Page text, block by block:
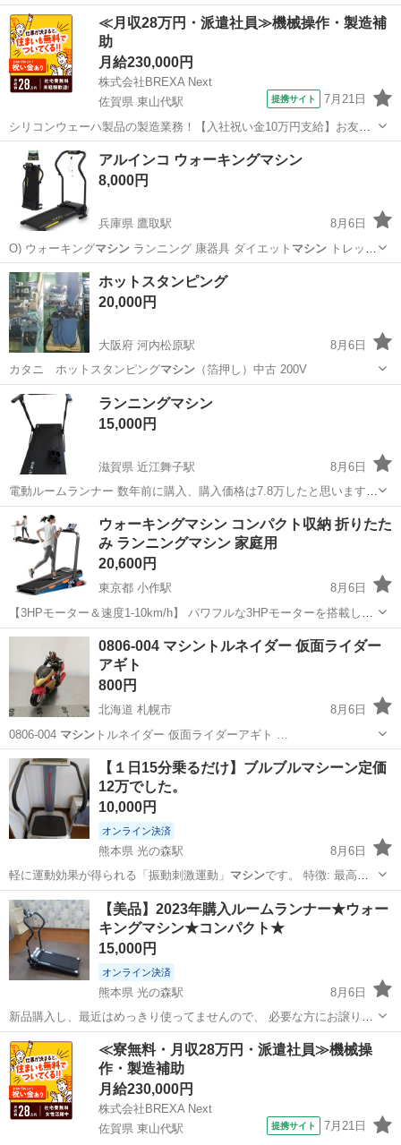
ー …
静岡 富士宮市 富士根駅 その他 マシン
≪月収28万円・派遣社員≫機械操作・製造補
助
月給230,000円
株式会社BREXA Next
佐賀県 東山代駅
提携サイト 7月21日
シリコンウェーハ製品の製造業務！【入社祝い金10万円支給】お友達
やカップルとの応募OK◎年間休日129日＆休出なしでプライベート充
実♪業務はクリーンルームで快適作業◎自社正社員登用制度あり★1食
300円～の格安食堂あり！《佐...
佐賀 伊万里市 東山代駅 その他
アルインコ ウォーキングマシン
8,000円
兵庫県 鷹取駅
8月6日
O) ウォーキングマシンランニング 康器具 ダイエット マシントレッド
ミル コ…
兵庫 神戸市 鷹取駅 ランニング、ジョギング
ホットスタンピング
20,000円
大阪府 河内松原駅
8月6日
カタニ ホットスタンピングマシン（箔押し）中古 200V
大阪 堺市 河内松原駅
ランニングマシン
15,000円
滋賀県 近江舞子駅
8月6日
電動ルームランナー 数年前に購入、購入価格は7.8万したと思います。
使う気がなくなったので、お譲りします。 持ち運びが困難な為、取り
に来ていただける方限定でお願いします。早い方優先します。
滋賀 近江舞子駅 ランニング、ジョギング
ウォーキングマシン コンパクト収納 折りたた
み ランニングマシン 家庭用
20,600円
東京都 小作駅
8月6日
【3HPモーター＆速度1-10km/h】 パワフルな3HPモーターを搭載し、
速度は1〜10km/hまで調節可能。ウォーキングから軽いランニングま
で、自分のペースで運動できます。 【3段傾斜付き＆最大耐荷重
160kg】 3段...
東京 羽村市 フィットネス、トレーニング
0806-004 マシントルネイダー 仮面ライダー
アギト
800円
北海道 札幌市
8月6日
0806-004 マシン
北海道 札幌市 おもちゃ 現地
【１日15分乗るだけ】ブルブルマシーン定価
12万でした。
10,000円
オンライン決済
熊本県 光の森駅
8月6日
軽に運動効果が得られる「振動刺激運動」 マシンです。 特徴: 最高で
毎分1,30…
熊本 菊池郡 光の森駅 フィットネス、トレーニング
ブルブルマシーン
【美品】2023年購入ルームランナー★ウォー
キングマシン★コンパクト★
15,000円
オンライン決済
熊本県 光の森駅
8月6日
新品購入し、最近はめっきり使ってませんので、 必要な方にお譲りし
ます。 35000円ほどで購入しました。 使用期間は実質1年くらいで
す。 キャスター付きで移動も楽です。
熊本 菊池郡 光の森駅 フィットネス、トレーニング
ランナー
≪寮無料・月収28万円・派遣社員≫機械操
作・製造補助
月給230,000円
株式会社BREXA Next
佐賀県 東山代駅
提携サイト 7月21日